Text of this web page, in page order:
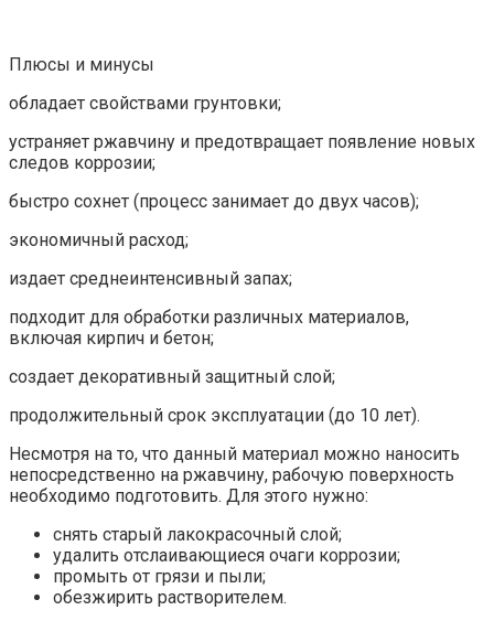
Плюсы и минусы
обладает свойствами грунтовки;
устраняет ржавчину и предотвращает появление новых
следов коррозии;
быстро сохнет (процесс занимает до двух часов);
экономичный расход;
издает среднеинтенсивный запах;
подходит для обработки различных материалов,
включая кирпич и бетон;
создает декоративный защитный слой;
продолжительный срок эксплуатации (до 10 лет).
Несмотря на то, что данный материал можно наносить
непосредственно на ржавчину, рабочую поверхность
необходимо подготовить. Для этого нужно:
снять старый лакокрасочный слой;
удалить отслаивающиеся очаги коррозии;
промыть от грязи и пыли;
обезжирить растворителем.